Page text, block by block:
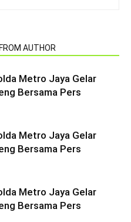
AUTHOR
Metro Jaya Gelar
Bersama Pers
Metro Jaya Gelar
Bersama Pers
Metro Jaya Gelar
Bersama Pers